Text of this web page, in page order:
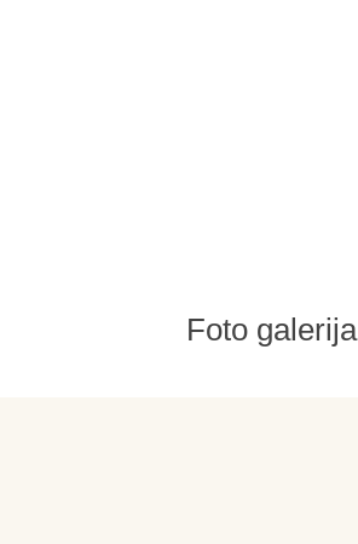
Foto galerija